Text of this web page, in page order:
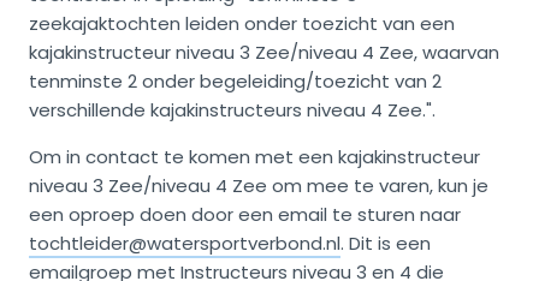
zeekajaktochten leiden onder toezicht van een
kajakinstructeur niveau 3 Zee/niveau 4 Zee, waarvan
tenminste 2 onder begeleiding/toezicht van 2
verschillende kajakinstructeurs niveau 4 Zee.".
Om in contact te komen met een kajakinstructeur
niveau 3 Zee/niveau 4 Zee om mee te varen, kun je
een oproep doen door een email te sturen naar
tochtleider@watersportverbond.nl. Dit is een
emailgroep met Instructeurs niveau 3 en 4 die